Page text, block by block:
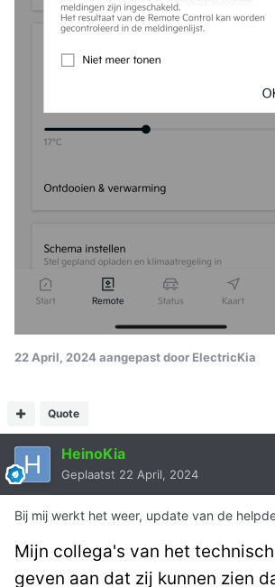
22 April, 2024aangepast door ElectricKia
Quote
HeinoKia
Geplaatst 22 April, 2024
Bij mij werkt het weer, update van de
Mijn collega's van het
geven aan dat zij kunnen zien